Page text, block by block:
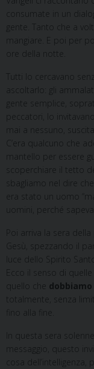
consumate in un
gente. Tanto che a
mangiare. E poi per
ore della notte.
Tutti lo cercavano
ascoltarlo: gli
gente semplice,
peccatori, lo
mai a nessuno,
C’era qualcuno che
mantello per essere
scoperchiare il tetto
sbagliamo nel dire
era stato un uomo
uomini, perché
Poi arriva la sera della
Gesù, spezzando il
luce dello Spirito
Ecco il senso di
quello che dobbiamo
totalmente, senza
fino alla fine.
In questa sera
messaggio, questo
cosa